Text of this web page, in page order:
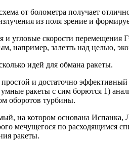
от болометра получает
из поля зрение и
и угловые скорости перемещения
например, залезть над целью,
идей для обмана ракеты.
и достаточно
умные ракеты с сим борются 1)
оборотов турбины.
на котором основана Испанка,
мечущегося по расходящимся
ракеты.